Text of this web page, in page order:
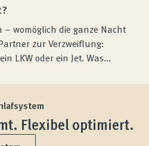
– womöglich die ganze Nacht
zur Verzweiflung:
LKW oder ein Jet. Was...
Flexibel optimiert.